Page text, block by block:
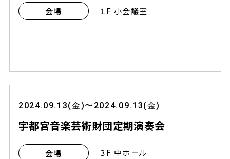
会場 １F 小会議室
2024.09.13(金)〜2024.09.13(金)
宇都宮音楽芸術財団定期演奏会
会場 ３F 中ホール